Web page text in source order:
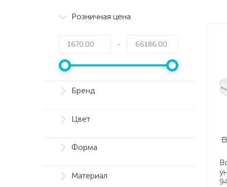
Розничная цена
-
Бренд
Цвет
Форма
Материал